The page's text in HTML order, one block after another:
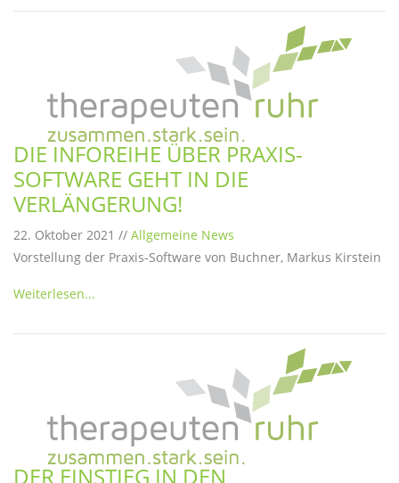
DIE INFOREIHE ÜBER PRAXIS-
SOFTWARE GEHT IN DIE
VERLÄNGERUNG!
22. Oktober 2021 // Allgemeine News
Vorstellung der Praxis-Software von Buchner, Markus Kirstein
Weiterlesen...
DER EINSTIEG IN DEN